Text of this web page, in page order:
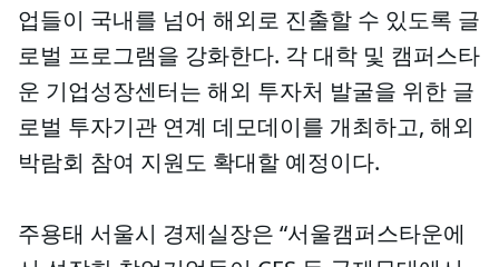
업들이 국내를 넘어 해외로 진출할 수 있도록 글
로벌 프로그램을 강화한다. 각 대학 및 캠퍼스타
운 기업성장센터는 해외 투자처 발굴을 위한 글
로벌 투자기관 연계 데모데이를 개최하고, 해외
박람회 참여 지원도 확대할 예정이다.
주용태 서울시 경제실장은 “서울캠퍼스타운에